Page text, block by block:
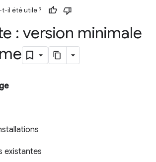
il été utile ?
: version minimale
existantes